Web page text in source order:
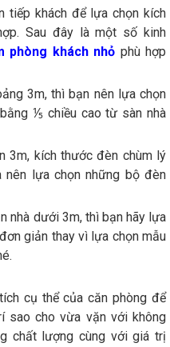
tiếp khách để lựa chọn kích
Sau đây là một số kinh
phòng khách nhỏ phù hợp
3m, thì bạn nên lựa chọn
⅕ chiều cao từ sàn nhà
3m, kích thước đèn chùm lý
lựa chọn những bộ đèn
nhà dưới 3m, thì bạn hãy lựa
giản thay vì lựa chọn mẫu
cụ thể của căn phòng để
sao cho vừa vặn với không
chất lượng cùng với giá trị